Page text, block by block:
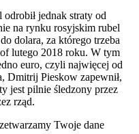
jednak straty od
na rynku rosyjskim rubel
dolara, za którego trzeba
lutego 2018 roku. W tym
euro, czyli najwięcej od
Dmitrij Pieskow zapewnił,
jest pilnie śledzony przez
rząd.
Twoje dane